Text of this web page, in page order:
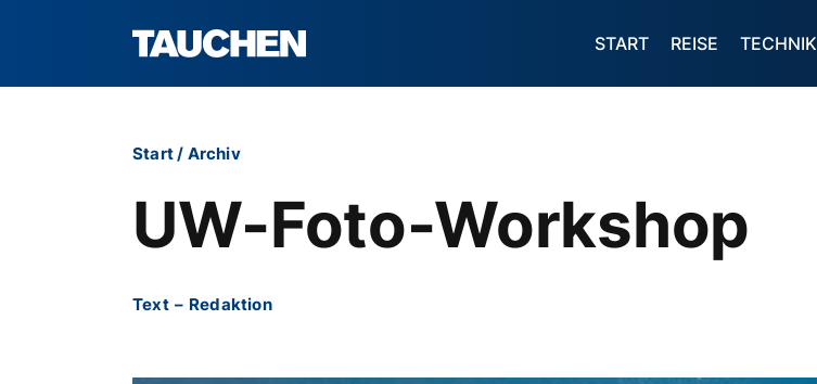
START REISE TECHNIK
Start/ Archiv
UW-Foto-Workshop
Text – Redaktion